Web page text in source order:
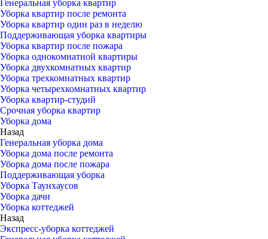
Генеральная уборка квартир
Уборка квартир после ремонта
Уборка квартир один раз в неделю
Поддерживающая уборка квартиры
Уборка квартир после пожара
Уборка однокомнатной квартиры
Уборка двухкомнатных квартир
Уборка трехкомнатных квартир
Уборка четырехкомнатных квартир
Уборка квартир-студий
Срочная уборка квартир
Уборка дома
Назад
Генеральная уборка дома
Уборка дома после ремонта
Уборка дома после пожара
Поддерживающая уборка
Уборка Таунхаусов
Уборка дачи
Уборка коттеджей
Назад
Экспресс-уборка коттеджей